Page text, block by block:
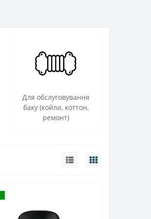
Для обслуговування
баку (койли, коттон,
ремонт)